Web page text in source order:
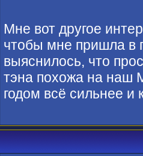
Мне вот другое
чтобы мне пришла в
выяснилось, что
тэна похожа на наш
годом всё сильнее и